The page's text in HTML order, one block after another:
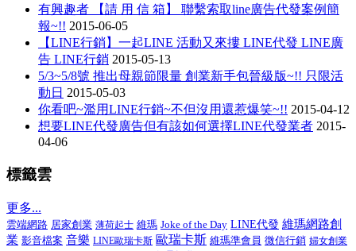
有興趣者 【請 用 信 箱】 聯繫索取line廣告代發案例簡
報~!! 2015-06-05
【LINE行銷】一起LINE 活動又來摟 LINE代發 LINE廣
告 LINE行銷 2015-05-13
5/3~5/8號 推出母親節限量 創業新手包晉級版~!! 只限活
動日 2015-05-03
你看吧~濫用LINE行銷~不但沒用還惹爆笑~!! 2015-04-12
想要LINE代發廣告但有該如何選擇LINE代發業者 2015-
04-06
標籤雲
更多...
雲端網路 居家創業 薄荷起士 維瑪 Joke of the Day LINE代發 維瑪網路創
業 影音檔案 音樂 LINE歐瑞卡斯 歐瑞卡斯 維瑪準會員 微信行銷 婦女創業